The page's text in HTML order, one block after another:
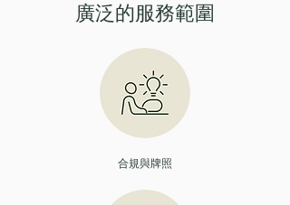
廣泛的服務範圍
合規與牌照